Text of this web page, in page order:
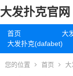
大发扑克官网
首页 大
大发扑克(dafabet)
您的位置 首页 大